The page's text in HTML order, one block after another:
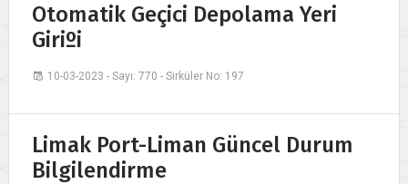
Otomatik Geçici Depolama Yeri
Giriºi
10-03-2023 - Sayı: 770 - Sirküler No: 197
Limak Port-Liman Güncel Durum
Bilgilendirme